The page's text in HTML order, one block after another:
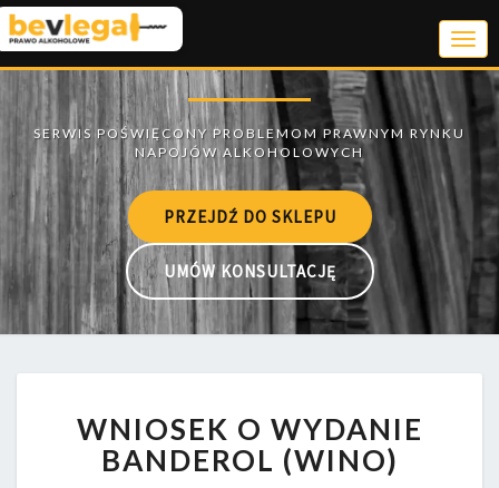
PRZEJDŹ DO SKLEPU
UMÓW KONSULTACJĘ
O
WYDANIE
BANDEROL
WNIOSEK O WYDANIE
BANDEROL (WINO)